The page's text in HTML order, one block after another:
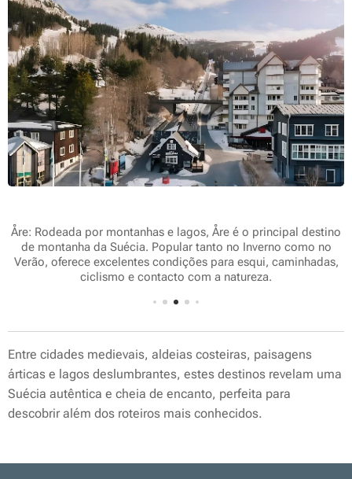
Åre: Rodeada por montanhas e lagos, Åre é o principal destino
de montanha da Suécia. Popular tanto no Inverno como no
Verão, oferece excelentes condições para esqui, caminhadas,
ciclismo e contacto com a natureza.
Entre cidades medievais, aldeias costeiras, paisagens
árticas e lagos deslumbrantes, estes destinos revelam uma
Suécia autêntica e cheia de encanto, perfeita para
descobrir além dos roteiros mais conhecidos.